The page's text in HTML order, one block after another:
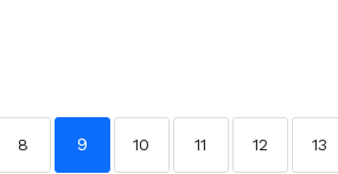
8 9 10 11 12 13